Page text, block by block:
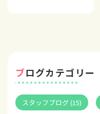
ブログカテゴリー
スタッフブログ (15)